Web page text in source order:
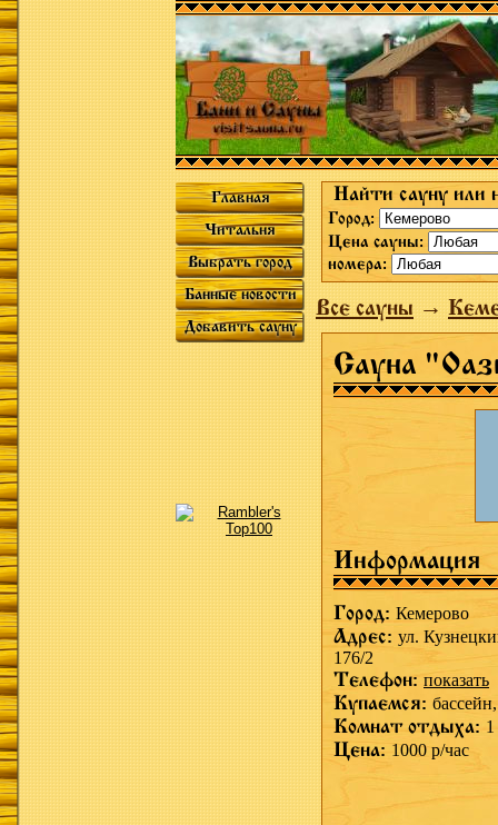
Главная
Читальня
Выбрать город
Банные новости
Добавить сауну
Найти сауну или
Город:
Цена сауны:
номера:
Все сауны→
Сауна
Информация
Город: Кемерово
Адрес: ул.
176/2
Телефон: показать
Купаемся:
Комнат отдыха: 1
Цена: 1000 р/час